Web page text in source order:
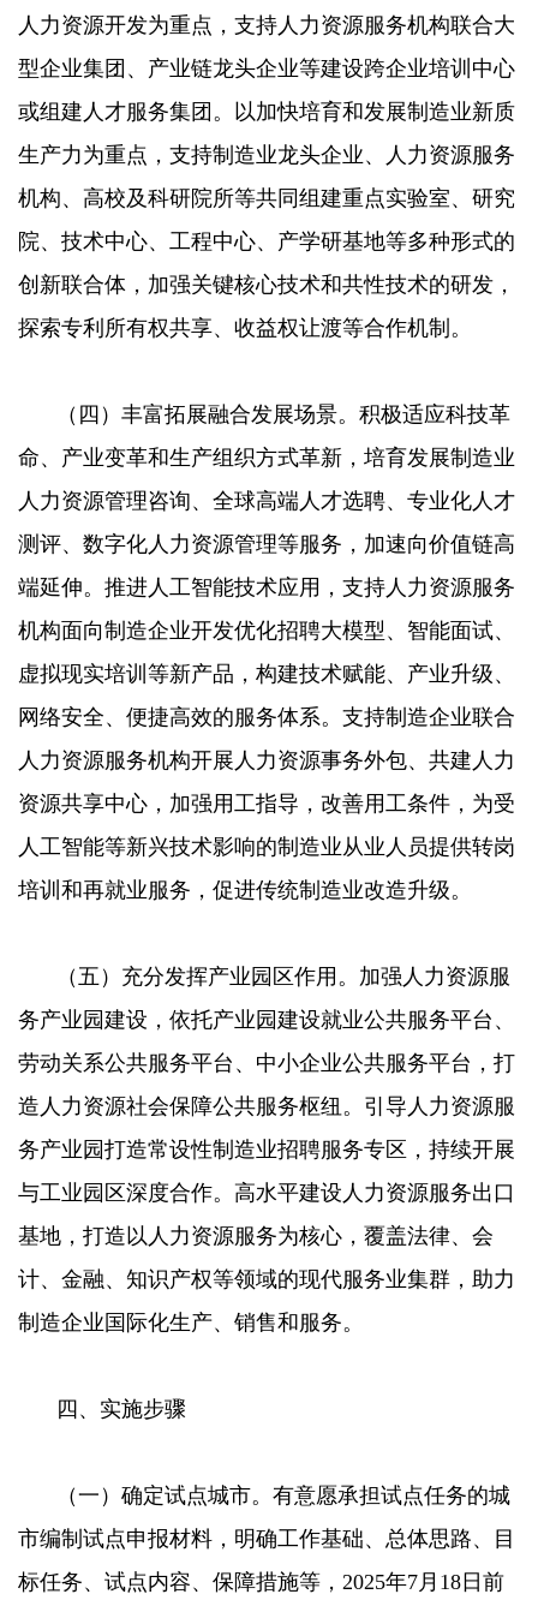
人力资源开发为重点，支持人力资源服务机构联合大
型企业集团、产业链龙头企业等建设跨企业培训中心
或组建人才服务集团。以加快培育和发展制造业新质
生产力为重点，支持制造业龙头企业、人力资源服务
机构、高校及科研院所等共同组建重点实验室、研究
院、技术中心、工程中心、产学研基地等多种形式的
创新联合体，加强关键核心技术和共性技术的研发，
探索专利所有权共享、收益权让渡等合作机制。
（四）丰富拓展融合发展场景。积极适应科技革
命、产业变革和生产组织方式革新，培育发展制造业
人力资源管理咨询、全球高端人才选聘、专业化人才
测评、数字化人力资源管理等服务，加速向价值链高
端延伸。推进人工智能技术应用，支持人力资源服务
机构面向制造企业开发优化招聘大模型、智能面试、
虚拟现实培训等新产品，构建技术赋能、产业升级、
网络安全、便捷高效的服务体系。支持制造企业联合
人力资源服务机构开展人力资源事务外包、共建人力
资源共享中心，加强用工指导，改善用工条件，为受
人工智能等新兴技术影响的制造业从业人员提供转岗
培训和再就业服务，促进传统制造业改造升级。
（五）充分发挥产业园区作用。加强人力资源服
务产业园建设，依托产业园建设就业公共服务平台、
劳动关系公共服务平台、中小企业公共服务平台，打
造人力资源社会保障公共服务枢纽。引导人力资源服
务产业园打造常设性制造业招聘服务专区，持续开展
与工业园区深度合作。高水平建设人力资源服务出口
基地，打造以人力资源服务为核心，覆盖法律、会
计、金融、知识产权等领域的现代服务业集群，助力
制造企业国际化生产、销售和服务。
四、实施步骤
（一）确定试点城市。有意愿承担试点任务的城
市编制试点申报材料，明确工作基础、总体思路、目
标任务、试点内容、保障措施等，2025年7月18日前